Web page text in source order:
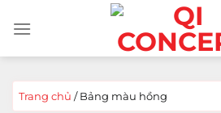
đến
Trang chủ /Bảng màu hồng